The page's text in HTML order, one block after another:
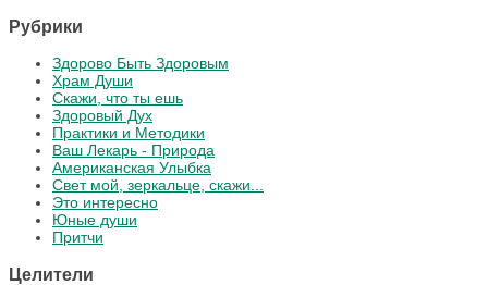
Рубрики
Здорово Быть Здоровым
Храм Души
Скажи, что ты ешь
Здоровый Дух
Практики и Методики
Ваш Лекарь - Природа
Американская Улыбка
Свет мой, зеркальце, скажи...
Это интересно
Юные души
Притчи
Целители